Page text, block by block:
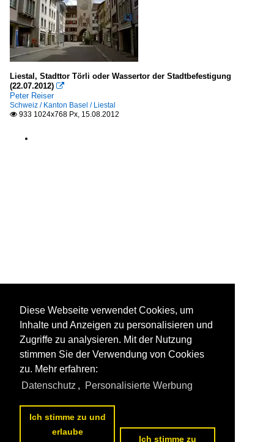
Liestal, Stadttor Törli oder Wassertor der Stadtbefestigung
(22.07.2012) 
Peter Reiser
Schweiz / Kanton Basel / Liestal
 933 1024x768 Px, 15.08.2012
Diese Webseite verwendet Cookies, um
Inhalte und Anzeigen zu personalisieren und
Zugriffe zu analysieren. Mit der Nutzung
stimmen Sie der Verwendung von Cookies
zu. Mehr erfahren:
Datenschutz , Personalisierte Werbung
Ich stimme zu und
erlaube
Ich stimme zu